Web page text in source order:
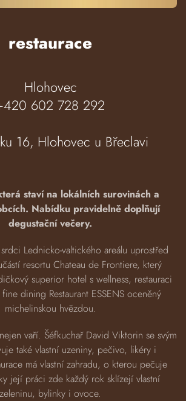
restaurace
Hlohovec
602 728 292
16, Hlohovec u Břeclavi
staví na lokálních surovinách a
Nabídku pravidelně doplňují
degustační večery.
Lednicko-valtického areálu uprostřed
resortu Chateau de Frontiere, který
superior hotel s wellness, restauraci
dining Restaurant ESSENS oceněný
michelinskou hvězdou.
vaří. Šéfkuchař David Viktorin se svým
také vlastní uzeniny, pečivo, likéry i
má vlastní zahradu, o kterou pečuje
její práci zde každý rok sklízejí vlastní
zeleninu, bylinky i ovoce.